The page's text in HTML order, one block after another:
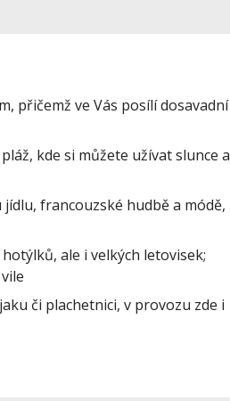
přičemž ve Vás posílí dosavadní
kde si můžete užívat slunce a
francouzské hudbě a módě,
ale i velkých letovisek;
či plachetnici, v provozu zde i